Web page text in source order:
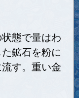
態で量はわ
鉱石を粉に
す。重い金